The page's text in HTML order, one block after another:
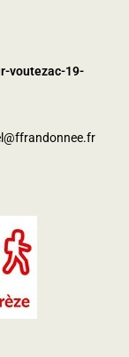
voutezac-19-